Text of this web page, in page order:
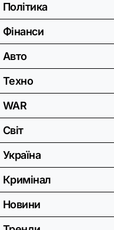
Політика
Фінанси
Авто
Техно
WAR
Світ
Україна
Кримінал
Новини